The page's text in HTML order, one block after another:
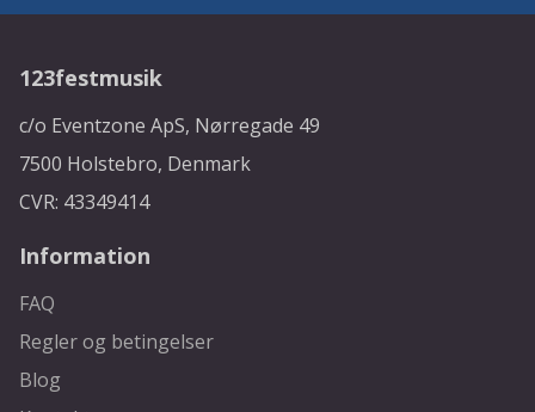
123festmusik
c/o Eventzone ApS, Nørregade 49
7500 Holstebro, Denmark
CVR: 43349414
Information
FAQ
Regler og betingelser
Blog